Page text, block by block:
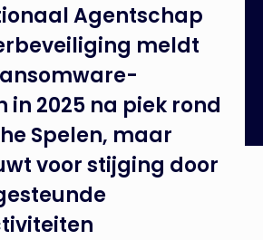
afname ransomware-aanvallen in
Spelen, maar waarschuwt voor
gesteunde hackeractiviteiten
Agentschap
meldt
in 2025 na piek rond
Spelen, maar
voor stijging door